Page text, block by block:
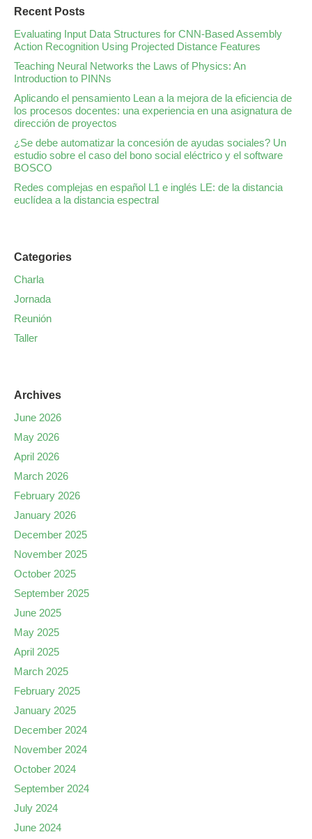
Recent Posts
Evaluating Input Data Structures for CNN-Based Assembly
Action Recognition Using Projected Distance Features
Teaching Neural Networks the Laws of Physics: An
Introduction to PINNs
Aplicando el pensamiento Lean a la mejora de la eficiencia de
los procesos docentes: una experiencia en una asignatura de
dirección de proyectos
¿Se debe automatizar la concesión de ayudas sociales? Un
estudio sobre el caso del bono social eléctrico y el software
BOSCO
Redes complejas en español L1 e inglés LE: de la distancia
euclídea a la distancia espectral
Categories
Charla
Jornada
Reunión
Taller
Archives
June 2026
May 2026
April 2026
March 2026
February 2026
January 2026
December 2025
November 2025
October 2025
September 2025
June 2025
May 2025
April 2025
March 2025
February 2025
January 2025
December 2024
November 2024
October 2024
September 2024
July 2024
June 2024